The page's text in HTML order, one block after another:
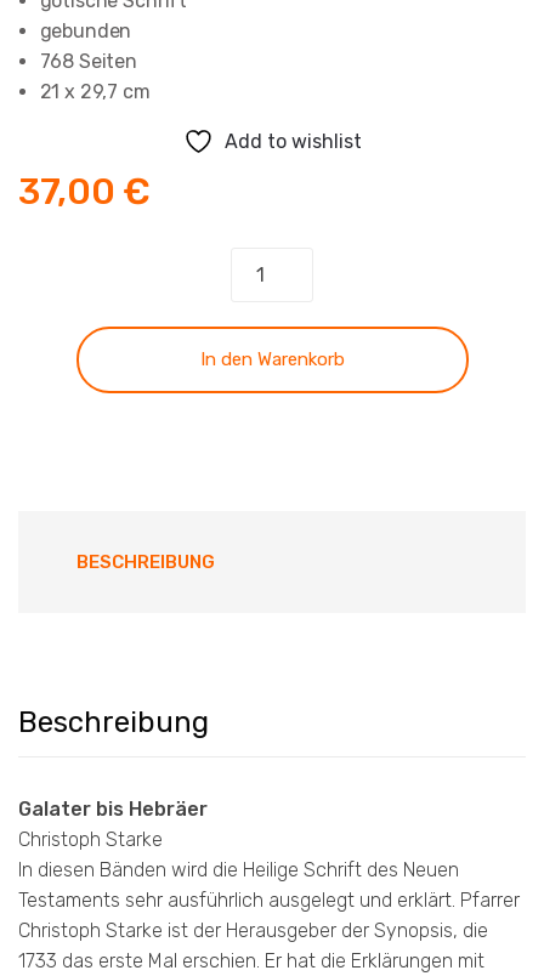
gebunden
768 Seiten
21 x 29,7 cm
Add to wishlist
37,00 €
-
Band
In den Warenkorb
BESCHREIBUNG
Beschreibung
Galater bis Hebräer
Christoph Starke
In diesen Bänden wird die Heilige Schrift des Neuen
Testaments sehr ausführlich ausgelegt und erklärt. Pfarrer
Christoph Starke ist der Herausgeber der Synopsis, die
1733 das erste Mal erschien. Er hat die Erklärungen mit